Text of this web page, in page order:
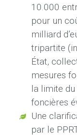
10.000
pour un
milliard
tripartite
État,
mesures
la limite
foncières
Une
par le